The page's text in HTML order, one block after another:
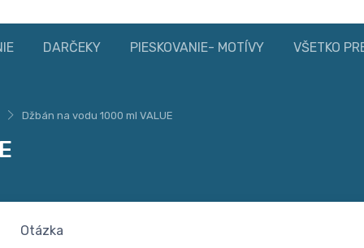
DARČEKY PIESKOVANIE- MOTÍVY VŠETKO
Džbán na vodu 1000 ml VALUE
Otázka